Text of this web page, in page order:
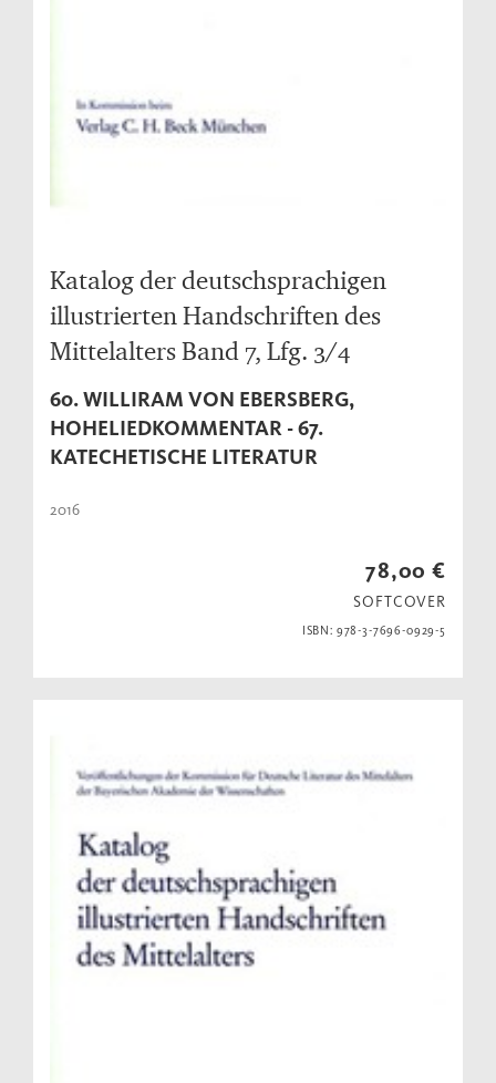
Katalog der deutschsprachigen
illustrierten Handschriften des
Mittelalters Band 7, Lfg. 3/4
60. WILLIRAM VON EBERSBERG,
HOHELIEDKOMMENTAR - 67.
KATECHETISCHE LITERATUR
2016
78,00 €
SOFTCOVER
ISBN: 978-3-7696-0929-5